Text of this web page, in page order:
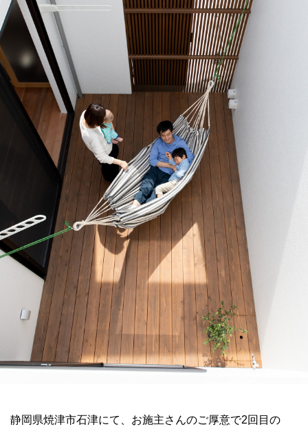
静岡県焼津市石津にて、お施主さんのご厚意で2回目の